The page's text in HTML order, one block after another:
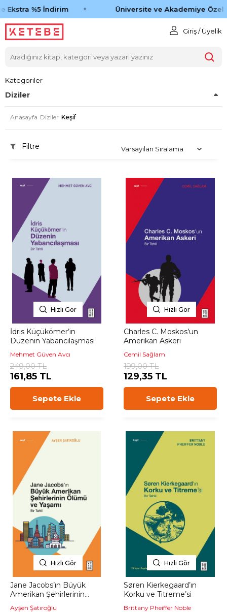
Ekstra %5 İndirim Üniversite ve Akademiye Özel
Giriş / Üyelik
Kategoriler
Diziler
Anasayfa Diziler Keşif
Filtre
Hızlı Gör
İdris Küçükömer’in
Düzenin Yabancılaşması
Mehmet Güven Avcı
249,00 TL
161,85 TL
Sepete Ekle
Hızlı Gör
Charles C. Moskos’un
Amerikan Askeri
Cemil Sağlam
199,00 TL
129,35 TL
Sepete Ekle
Hızlı Gör
Jane Jacobs’ın Büyük
Amerikan Şehirlerinin
Ölümü ve Yaşamı
Ayşen Şatıroğlu
Hızlı Gör
Søren Kierkegaard’ın
Korku ve Titreme’si
Brittany Pheiffer Noble